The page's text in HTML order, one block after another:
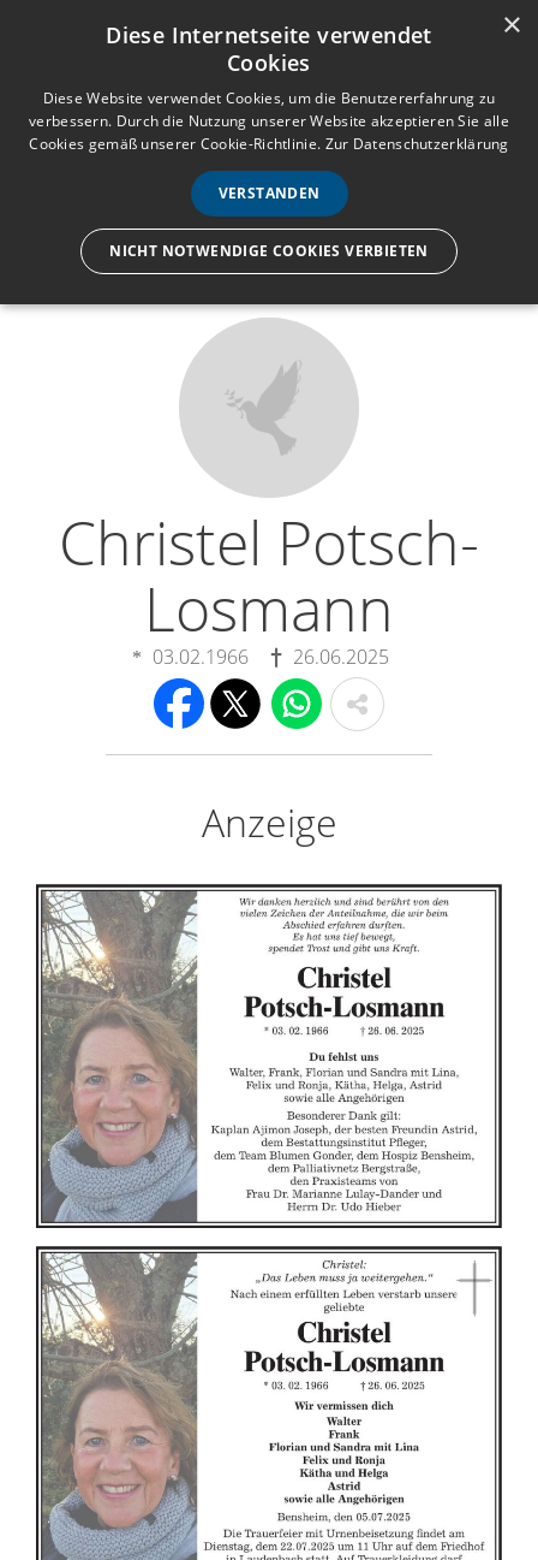
Anmelden Registrieren
e
n
ü
Wir lassen nur die Hand los,
Christel Potsch-
Losmann
03.02.1966 26.06.2025
Anzeige
×
Diese Internetseite verwendet
Cookies
Diese Website verwendet Cookies, um die Benutzererfahrung zu
verbessern. Durch die Nutzung unserer Website akzeptieren Sie alle
Cookies gemäß unserer Cookie-Richtlinie. Zur Datenschutzerklärung
VERSTANDEN
NICHT NOTWENDIGE COOKIES VERBIETEN